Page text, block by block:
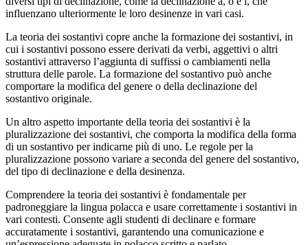
influenzano ulteriormente le loro desinenze in vari casi.
La teoria dei sostantivi copre anche la formazione dei sostantivi, in
cui i sostantivi possono essere derivati da verbi, aggettivi o altri
sostantivi attraverso l’aggiunta di suffissi o cambiamenti nella
struttura delle parole. La formazione del sostantivo può anche
comportare la modifica del genere o della declinazione del
sostantivo originale.
Un altro aspetto importante della teoria dei sostantivi è la
pluralizzazione dei sostantivi, che comporta la modifica della forma
di un sostantivo per indicarne più di uno. Le regole per la
pluralizzazione possono variare a seconda del genere del sostantivo,
del tipo di declinazione e della desinenza.
Comprendere la teoria dei sostantivi è fondamentale per
padroneggiare la lingua polacca e usare correttamente i sostantivi in
vari contesti. Consente agli studenti di declinare e formare
accuratamente i sostantivi, garantendo una comunicazione e